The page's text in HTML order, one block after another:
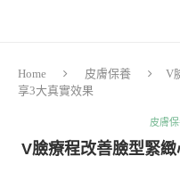
Home 皮膚保養
V
享3大真實效果
皮膚
V臉療程改善臉型緊